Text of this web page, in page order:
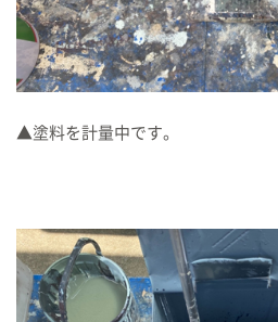
▲塗料を計量中です。